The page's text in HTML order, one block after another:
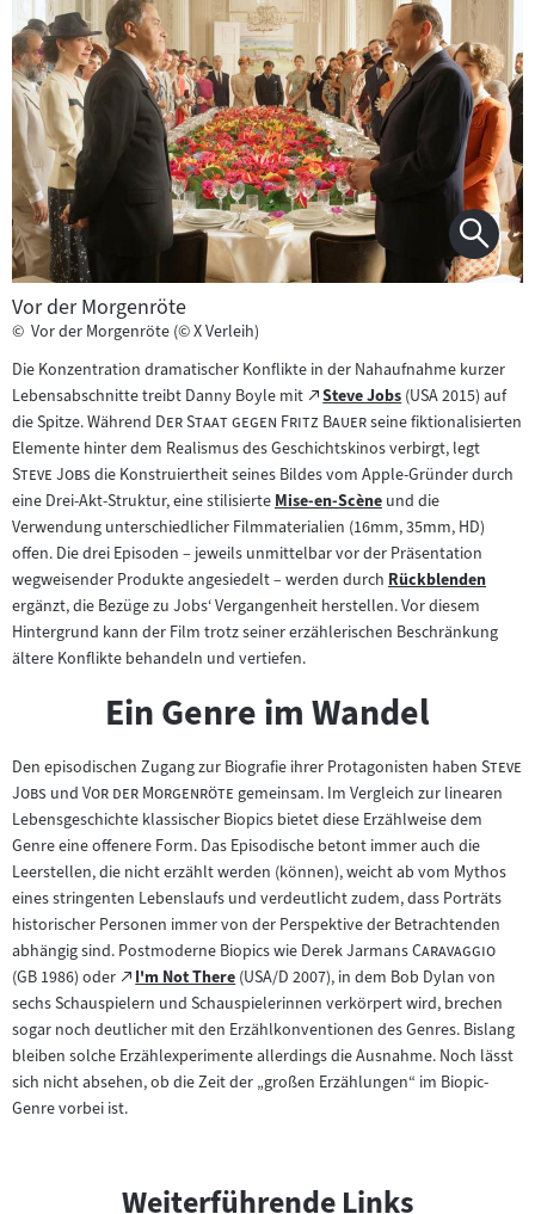
Vor der Morgenröte
© Vor der Morgenröte (© X Verleih)
Die Konzentration dramatischer Konflikte in der Nahaufnahme kurzer
Lebensabschnitte treibt Danny Boyle mit
Zum
externen
Inhalt:
Steve Jobs
(öffnet
im
neuen
Tab)
(USA 2015) auf
die Spitze. Während "Der Staat gegen Fritz Bauer"seine fiktionalisierten
Elemente hinter dem Realismus des Geschichtskinos verbirgt, legt"
Steve Jobs "die Konstruiertheit seines Bildes vom Apple-Gründer durch
eine Drei-Akt-Struktur, eine stilisierteZum
Inhalt:
Mise-en-Scène und die
Verwendung unterschiedlicher Filmmaterialien (16mm, 35mm, HD)
offen. Die drei Episoden – jeweils unmittelbar vor der Präsentation
wegweisender Produkte angesiedelt – werden durch Zum
Inhalt:
Rückblenden
ergänzt, die Bezüge zu Jobs‘ Vergangenheit herstellen. Vor diesem
Hintergrund kann der Film trotz seiner erzählerischen Beschränkung
ältere Konflikte behandeln und vertiefen.
Ein Genre im Wandel
Den episodischen Zugang zur Biografie ihrer Protagonisten haben "
Steve
Jobs "und "
Vor der Morgenröte "gemeinsam. Im Vergleich zur linearen
Lebensgeschichte klassischer Biopics bietet diese Erzählweise dem
Genre eine offenere Form. Das Episodische betont immer auch die
Leerstellen, die nicht erzählt werden (können), weicht ab vom Mythos
eines stringenten Lebenslaufs und verdeutlicht zudem, dass Porträts
historischer Personen immer von der Perspektive der Betrachtenden
abhängig sind. Postmoderne Biopics wie Derek Jarmans"
Caravaggio"
(GB 1986) oder
Zum
externen
Inhalt:
I'm Not There
(öffnet
im
neuen
Tab)
(USA/D 2007), in dem Bob Dylan von
sechs Schauspielern und Schauspielerinnen verkörpert wird, brechen
sogar noch deutlicher mit den Erzählkonventionen des Genres. Bislang
bleiben solche Erzählexperimente allerdings die Ausnahme. Noch lässt
sich nicht absehen, ob die Zeit der „großen Erzählungen“ im Biopic-
Genre vorbei ist.
Weiterführende Links